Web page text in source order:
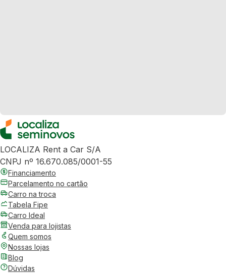
LOCALIZA Rent a Car S/A
CNPJ nº 16.670.085/0001-55
Financiamento
Parcelamento no cartão
Carro na troca
Tabela Fipe
Carro Ideal
Venda para lojistas
Quem somos
Nossas lojas
Blog
Dúvidas